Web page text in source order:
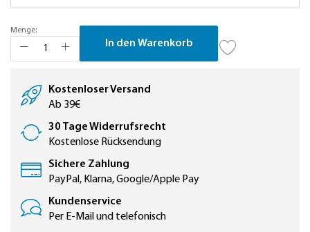
Menge:
In den Warenkorb
Kostenloser Versand
Ab 39€
30 Tage Widerrufsrecht
Kostenlose Rücksendung
Sichere Zahlung
PayPal, Klarna, Google/Apple Pay
Kundenservice
Per E-Mail und telefonisch